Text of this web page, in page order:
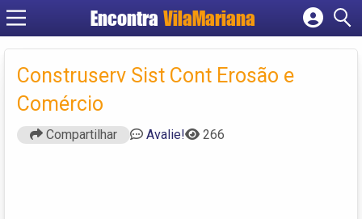
EncontraVilaMariana
Cadastrar empresa
Criar conta
Construserv Sist Cont Erosão e
Comércio
Compartilhar Avalie! 266